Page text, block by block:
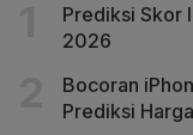
Prediksi Skor
2026
Bocoran
Prediksi